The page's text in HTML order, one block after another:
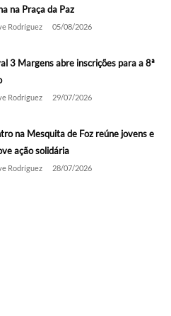
na Praça da Paz
Rodríguez 05/08/2026
3 Margens abre inscrições para a 8ª
Rodríguez 29/07/2026
na Mesquita de Foz reúne jovens e
ação solidária
Rodríguez 28/07/2026